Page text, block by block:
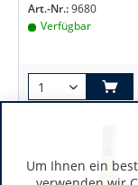
Art.-Nr.:9680
Verfügbar
Um Ihnen ein